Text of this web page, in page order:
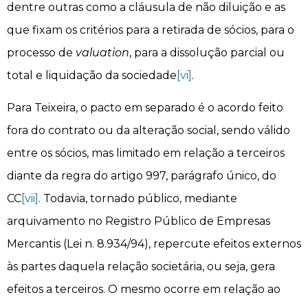
dentre outras como a cláusula de não diluição e as
que fixam os critérios para a retirada de sócios, para o
processo de valuation, para a dissolução parcial ou
total e liquidação da sociedade [vi] .
Para Teixeira, o pacto em separado é o acordo feito
fora do contrato ou da alteração social, sendo válido
entre os sócios, mas limitado em relação a terceiros
diante da regra do artigo 997, parágrafo único, do
CC [vii] . Todavia, tornado público, mediante
arquivamento no Registro Público de Empresas
Mercantis (Lei n. 8.934/94), repercute efeitos externos
às partes daquela relação societária, ou seja, gera
efeitos a terceiros. O mesmo ocorre em relação ao